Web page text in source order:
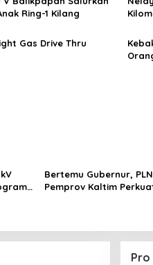
Ring-1 Kilang
Gas Drive Thru
Bertemu Gubernur,
Pemprov Kaltim
Pro